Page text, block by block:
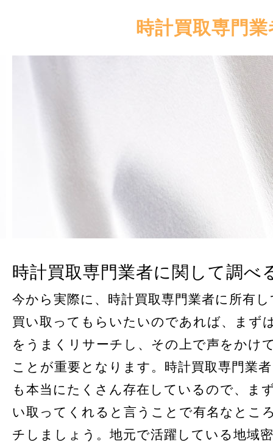
時計買取専門
時計買取専門業者に関して調べ
今から実際に、時計買取専門業者に所有
買い取ってもらいたいのであれば、まず
をうまくリサーチし、その上で声をかけ
ことが重要となります。時計買取専門業
も本当にたくさん存在しているので、ま
い取ってくれると言うことで有名なとこ
チしましょう。地元で活躍している地域